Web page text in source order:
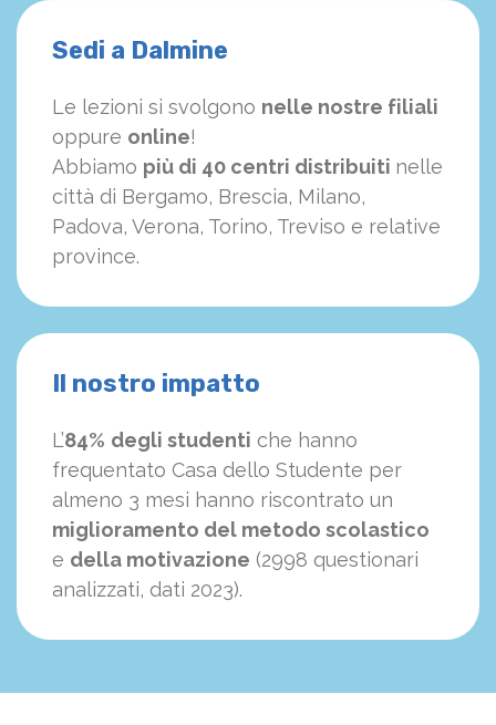
Sedi a Dalmine
Le lezioni si svolgono nelle nostre filiali
oppure online!
Abbiamo più di 40 centri distribuiti nelle
città di Bergamo, Brescia, Milano,
Padova, Verona, Torino, Treviso e relative
province.
Il nostro impatto
L’84% degli studenti che hanno
frequentato Casa dello Studente per
almeno 3 mesi hanno riscontrato un
miglioramento del metodo scolastico
e della motivazione (2998 questionari
analizzati, dati 2023).